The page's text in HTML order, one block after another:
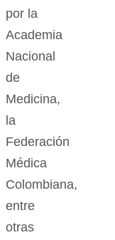
por la
Academia
Nacional
de
Medicina,
la
Federación
Médica
Colombiana,
entre
otras